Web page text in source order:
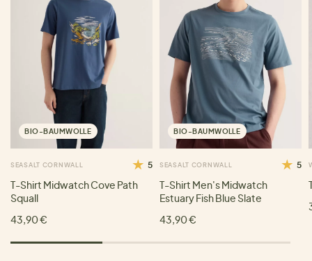
BIO-BAUMWOLLE
SEASALT CORNWALL 5
T-Shirt Midwatch Cove Path
Squall
43,90 €
BIO-BAUMWOLLE
SEASALT CORNWALL 5
T-Shirt Men's Midwatch
Estuary Fish Blue Slate
43,90 €